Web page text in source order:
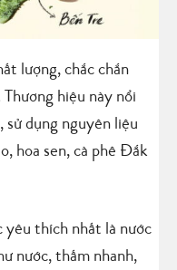
lượng, chắc chắn
Thương hiệu này nổi
sử dụng nguyên liệu
hoa sen, cà phê Đắk
yêu thích nhất là nước
nước, thấm nhanh,